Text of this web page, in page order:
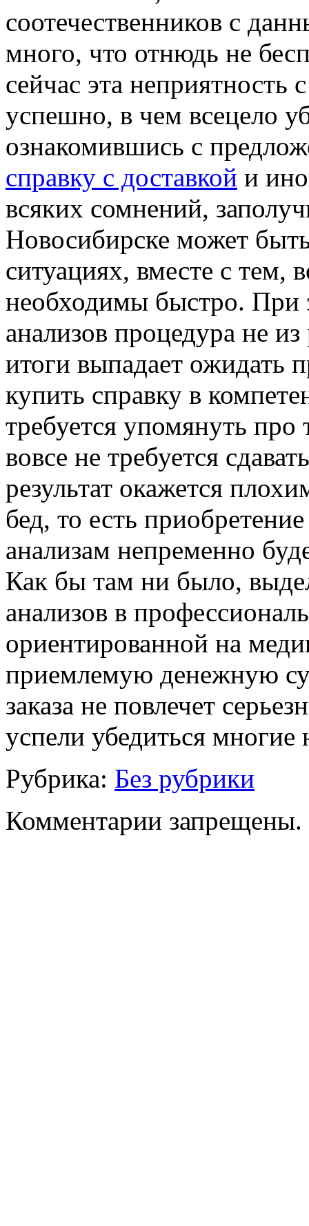
соотечественников с
много, что отнюдь не
сейчас эта неприятность
успешно, в чем всецело
ознакомившись с
справку с доставкой и
всяких сомнений,
Новосибирске может
ситуациях, вместе с тем,
необходимы быстро. При
анализов процедура не
итоги выпадает ожидать
купить справку в
требуется упомянуть про
вовсе не требуется
результат окажется
бед, то есть
анализам непременно
Как бы там ни было,
анализов в
ориентированной на
приемлемую денежную
заказа не повлечет
успели убедиться
Рубрика: Без рубрики
Комментарии запрещены.